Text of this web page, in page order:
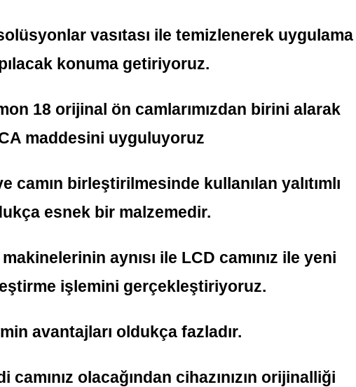
solüsyonlar vasıtası ile temizlenerek uygulama
konuma getiriyoruz.
18 orijinal ön camlarımızdan birini alarak
maddesini uyguluyoruz
camın birleştirilmesinde kullanılan yalıtımlı
esnek bir malzemedir.
aynısı ile LCD camınız ile yeni
işlemini gerçekleştiriyoruz.
avantajları oldukça fazladır.
olacağından cihazınızın orijinalliği